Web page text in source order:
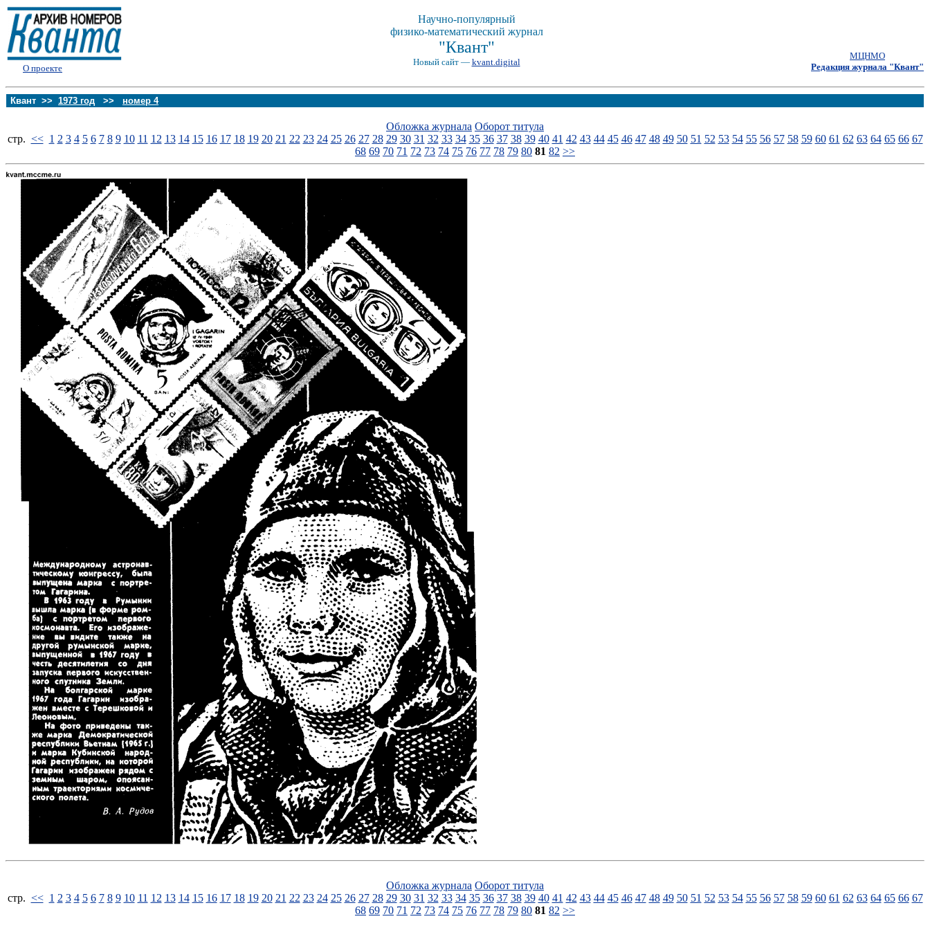
О проекте
Научно-популярный
физико-математический журнал
"Квант"
Новый сайт — kvant.digital
МЦНМО
Редакция журнала "Квант"
Квант >> 1973 год >> номер 4
Обложка журнала Оборот титула
стp. << 1 2 3 4 5 6 7 8 9 10 11 12 13 14 15 16 17 18 19 20 21 22 23 24 25 26 27 28 29 30 31 32 33 34 35 36 37 38 39 40 41 42 43 44 45 46 47 48 49 50 51 52 53 54 55 56 57 58 59 60 61 62 63 64 65 66 67
68 69 70 71 72 73 74 75 76 77 78 79 80 81 82 >>
Обложка журнала Оборот титула
стp. << 1 2 3 4 5 6 7 8 9 10 11 12 13 14 15 16 17 18 19 20 21 22 23 24 25 26 27 28 29 30 31 32 33 34 35 36 37 38 39 40 41 42 43 44 45 46 47 48 49 50 51 52 53 54 55 56 57 58 59 60 61 62 63 64 65 66 67
68 69 70 71 72 73 74 75 76 77 78 79 80 81 82 >>